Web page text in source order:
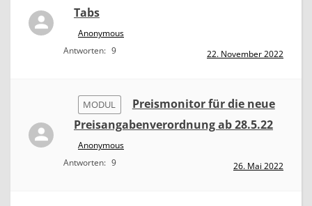
Tabs
Anonymous
Antworten: 9 22. November 2022
MODUL
Preismonitor für die neue
Preisangabenverordnung ab 28.5.22
Anonymous
Antworten: 9 26. Mai 2022